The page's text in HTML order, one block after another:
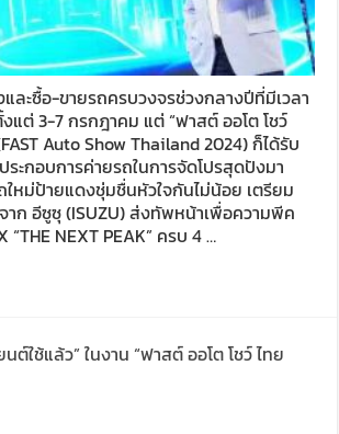
ละซื้อ-ขายรถครบวงจรช่วงกลางปีที่มีเวลา
แต่ 3-7 กรกฎาคม แต่ “ฟาสต์ ออโต โชว์
Auto Show Thailand 2024) ก็ได้รับ
ะกอบการค่ายรถในการจัดโปรสุดปังมา
ใหม่ป้ายแดงชุ่มชื่นหัวใจกันไม่น้อย เตรียม
าก อีซูซุ (ISUZU) ส่งทัพหน้าเพื่อความพีค
“THE NEXT PEAK” ครบ 4 …
ใช้แล้ว” ในงาน “ฟาสต์ ออโต โชว์ ไทย